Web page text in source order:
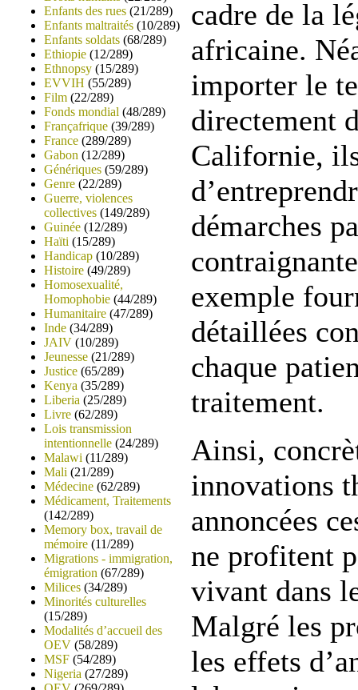
Enfants des rues (21/289)
Enfants maltraités (10/289)
Enfants soldats (68/289)
Ethiopie (12/289)
Ethnopsy (15/289)
EVVIH (55/289)
Film (22/289)
Fonds mondial (48/289)
Françafrique (39/289)
France (289/289)
Gabon (12/289)
Génériques (59/289)
Genre (22/289)
Guerre, violences
collectives (149/289)
Guinée (12/289)
Haïti (15/289)
Handicap (10/289)
Histoire (49/289)
Homosexualité,
Homophobie (44/289)
Humanitaire (47/289)
Inde (34/289)
JAIV (10/289)
Jeunesse (21/289)
Justice (65/289)
Kenya (35/289)
Liberia (25/289)
Livre (62/289)
Lois transmission
intentionnelle (24/289)
Malawi (11/289)
Mali (21/289)
Médecine (62/289)
Médicament, Traitements
(142/289)
Memory box, travail de
mémoire (11/289)
Migrations - immigration,
émigration (67/289)
Milices (34/289)
Minorités culturelles
(15/289)
Modalités d’accueil des
OEV (58/289)
MSF (54/289)
Nigeria (27/289)
cadre de la
africaine.
importer le
directement
Californie,
démarches
exemple
détaillées
chaque
traitement.
Ainsi,
innovations
annoncées
ne profitent
vivant dans
Malgré les
les effets